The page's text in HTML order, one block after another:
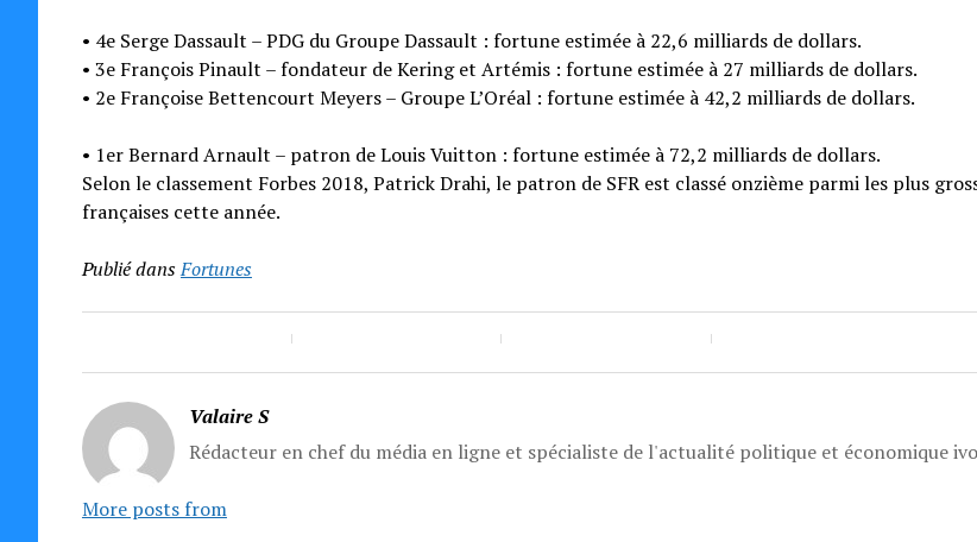
• 4e Serge Dassault – PDG du Groupe Dassault : fortune estimée à 22,6 milliards de dollars.
• 3e François Pinault – fondateur de Kering et Artémis : fortune estimée à 27 milliards de dollars.
• 2e Françoise Bettencourt Meyers – Groupe L’Oréal : fortune estimée à 42,2 milliards de dollars.
• 1er Bernard Arnault – patron de Louis Vuitton : fortune estimée à 72,2 milliards de dollars.
Selon le classement Forbes 2018, Patrick Drahi, le patron de SFR est classé onzième parmi les plus
françaises cette année.
Publié dansFortunes
Valaire S
Rédacteur en chef du média en ligne et spécialiste de l'actualité politique et économique
More posts from